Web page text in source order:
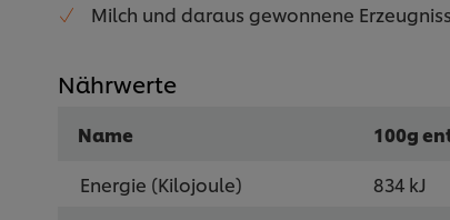
Milch und daraus gewonnene
Nährwerte
Name
100g
Energie (Kilojoule)
834 kJ